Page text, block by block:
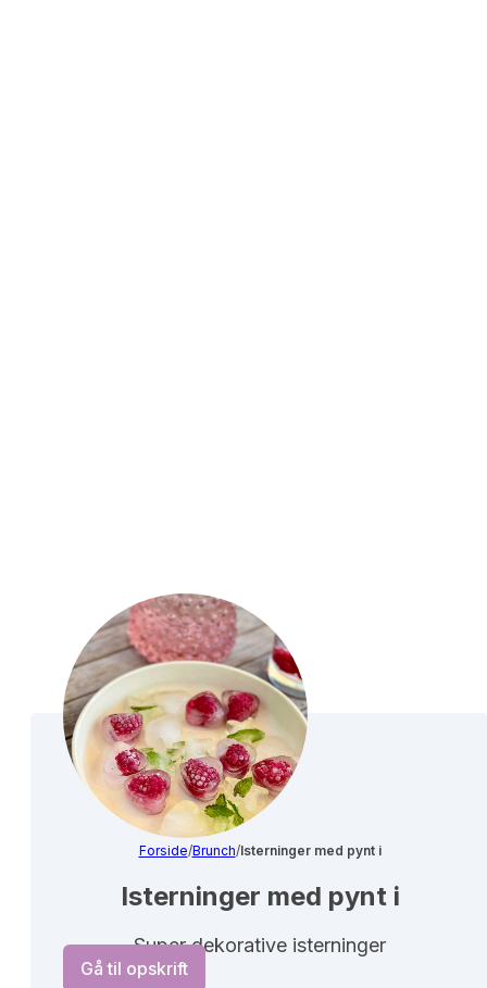
Forside/Brunch/Isterninger med pynt i
Isterninger med pynt i
Super dekorative isterninger
Gå til opskrift